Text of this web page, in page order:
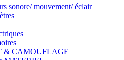
sonore/ mouvement/ éclair
& CAMOUFLAGE